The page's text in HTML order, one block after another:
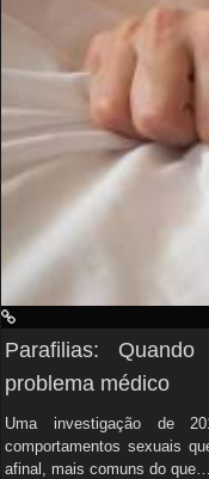
Parafilias:
problema médico
Uma investigação de
comportamentos sexuais
afinal, mais comuns do que…